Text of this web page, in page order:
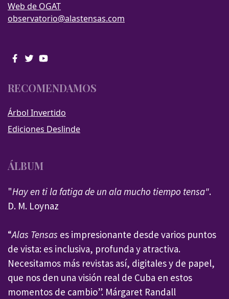
Web de OGAT
observatorio@alastensas.com
RECOMENDAMOS
Árbol Invertido
Ediciones Deslinde
ÁLBUM
"Hay en ti la fatiga de un ala mucho tiempo tensa".
D. M. Loynaz
“Alas Tensas es impresionante desde varios puntos
de vista: es inclusiva, profunda y atractiva.
Necesitamos más revistas así, digitales y de papel,
que nos den una visión real de Cuba en estos
momentos de cambio”. Márgaret Randall